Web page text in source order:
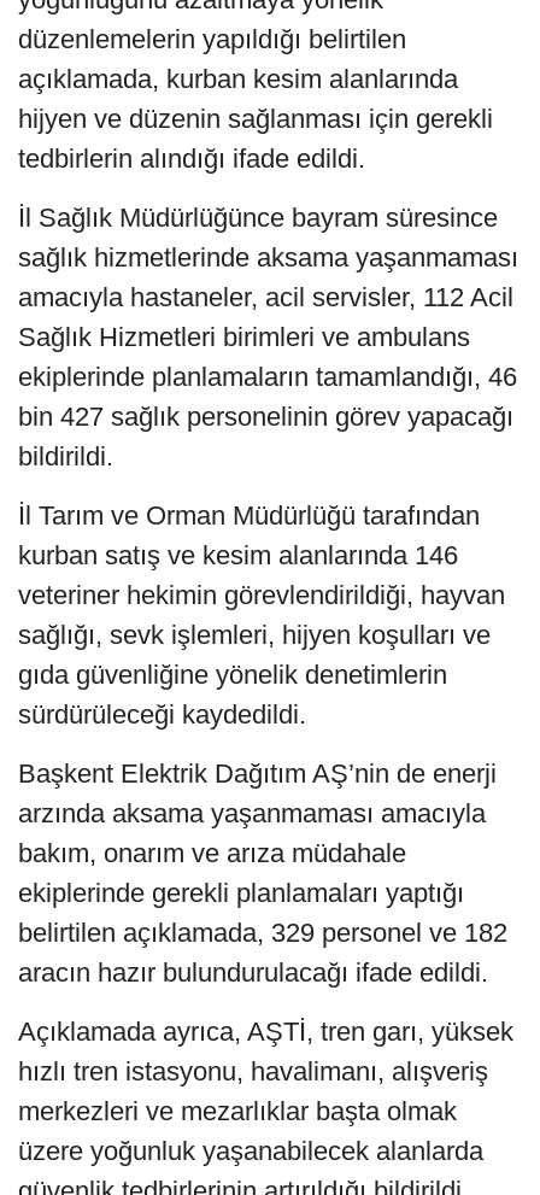
düzenlemelerin yapıldığı belirtilen
açıklamada, kurban kesim alanlarında
hijyen ve düzenin sağlanması için gerekli
tedbirlerin alındığı ifade edildi.
İl Sağlık Müdürlüğünce bayram süresince
sağlık hizmetlerinde aksama yaşanmaması
amacıyla hastaneler, acil servisler, 112 Acil
Sağlık Hizmetleri birimleri ve ambulans
ekiplerinde planlamaların tamamlandığı, 46
bin 427 sağlık personelinin görev yapacağı
bildirildi.
İl Tarım ve Orman Müdürlüğü tarafından
kurban satış ve kesim alanlarında 146
veteriner hekimin görevlendirildiği, hayvan
sağlığı, sevk işlemleri, hijyen koşulları ve
gıda güvenliğine yönelik denetimlerin
sürdürüleceği kaydedildi.
Başkent Elektrik Dağıtım AŞ’nin de enerji
arzında aksama yaşanmaması amacıyla
bakım, onarım ve arıza müdahale
ekiplerinde gerekli planlamaları yaptığı
belirtilen açıklamada, 329 personel ve 182
aracın hazır bulundurulacağı ifade edildi.
Açıklamada ayrıca, AŞTİ, tren garı, yüksek
hızlı tren istasyonu, havalimanı, alışveriş
merkezleri ve mezarlıklar başta olmak
üzere yoğunluk yaşanabilecek alanlarda